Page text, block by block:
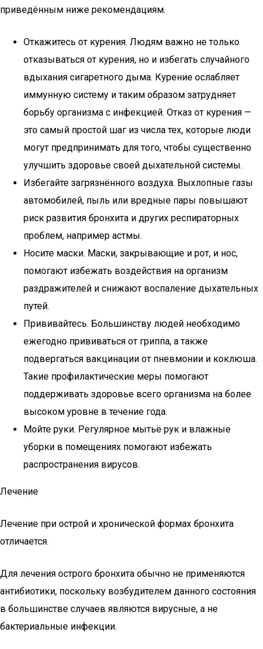
приведённым ниже рекомендациям.
Откажитесь от курения. Людям важно не только
отказываться от курения, но и избегать случайного
вдыхания сигаретного дыма. Курение ослабляет
иммунную систему и таким образом затрудняет
борьбу организма с инфекцией. Отказ от курения —
это самый простой шаг из числа тех, которые люди
могут предпринимать для того, чтобы существенно
улучшить здоровье своей дыхательной системы.
Избегайте загрязнённого воздуха. Выхлопные газы
автомобилей, пыль или вредные пары повышают
риск развития бронхита и других респираторных
проблем, например астмы.
Носите маски. Маски, закрывающие и рот, и нос,
помогают избежать воздействия на организм
раздражителей и снижают воспаление дыхательных
путей.
Прививайтесь. Большинству людей необходимо
ежегодно прививаться от гриппа, а также
подвергаться вакцинации от пневмонии и коклюша.
Такие профилактические меры помогают
поддерживать здоровье всего организма на более
высоком уровне в течение года.
Мойте руки. Регулярное мытьё рук и влажные
уборки в помещениях помогают избежать
распространения вирусов.
Лечение
Лечение при острой и хронической формах бронхита
отличается.
Для лечения острого бронхита обычно не применяются
антибиотики, поскольку возбудителем данного состояния
в большинстве случаев являются вирусные, а не
бактериальные инфекции.